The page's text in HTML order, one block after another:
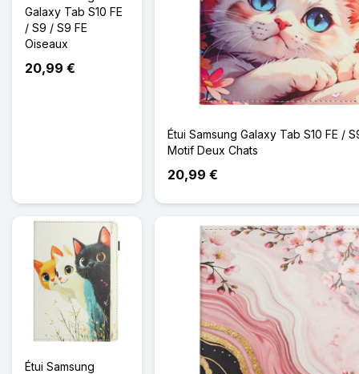
Galaxy Tab S10 FE
/ S9 / S9 FE
Oiseaux
20,99 €
Étui Samsung Galaxy Tab S10 FE /
Motif Deux Chats
20,99 €
Étui Samsung